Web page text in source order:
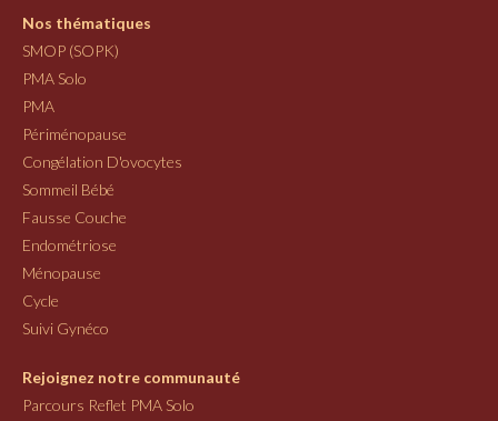
Nos thématiques
SMOP (SOPK)
PMA Solo
PMA
Périménopause
Congélation D'ovocytes
Sommeil Bébé
Fausse Couche
Endométriose
Ménopause
Cycle
Suivi Gynéco
Rejoignez notre communauté
Parcours Reflet PMA Solo